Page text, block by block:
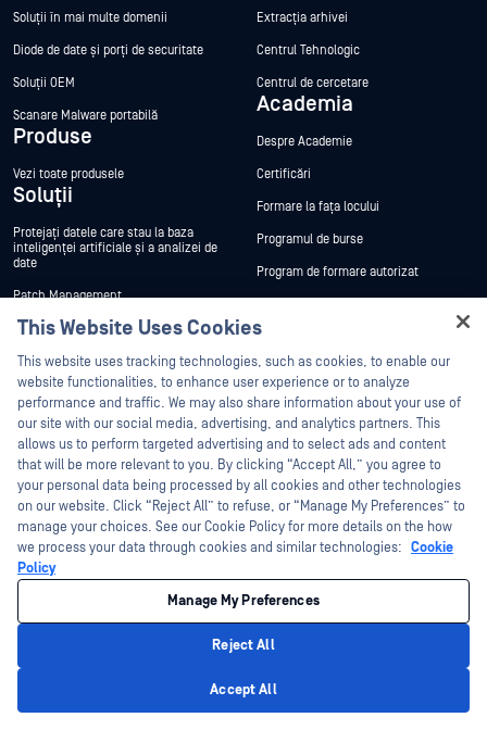
Soluții în mai multe domenii
Diode de date și porți de securitate
Soluții OEM
Scanare Malware portabilă
Produse
Vezi toate produsele
Soluții
Protejați datele care stau la baza
inteligenței artificiale și a analizei de
date
Patch Management
Secure probelor Secure pentru
Guvern, Apărare și Servicii de
Informații
Guvernul federal al Statelor Unite
Energie
Finanțe
Fabricarea
Suport și servicii
Contactați suportul
My gestionatOPSWAT
Extracția arhivei
Centrul Tehnologic
Centrul de cercetare
Academia
Despre Academie
Certificări
Formare la fața locului
Programul de burse
Program de formare autorizat
Compania
Despre
Echipa de management
Clienți
Înscriere la buletinul informativ
Conformitatea produselor și
certificările
Cariere
Contactați-ne
Resurse
Povești de succes ale clienților
This Website Uses Cookies
This website uses tracking technologies, such as cookies, to enable our
website functionalities, to enhance user experience or to analyze
performance and traffic. We may also share information about your use of
our site with our social media, advertising, and analytics partners. This
allows us to perform targeted advertising and to select ads and content
that will be more relevant to you. By clicking “Accept All,” you agree to
your personal data being processed by all cookies and other technologies
on our website. Click “Reject All” to refuse, or “Manage My Preferences” to
manage your choices. See our Cookie Policy for more details on the how
we process your data through cookies and similar technologies: Cookie
Policy
Manage My Preferences
Reject All
Accept All
Hey there!
I'm Ozzy, your OPSWAT virtual assistant.
How can I help you secure what's critical
today?